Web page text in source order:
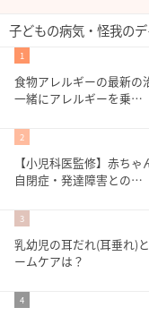
子どもの病気・怪我の
1
食物アレルギーの最新の
一緒にアレルギーを乗…
2
【小児科医監修】赤ち
自閉症・発達障害との…
3
乳幼児の耳だれ(耳垂れ)
ームケアは？
4